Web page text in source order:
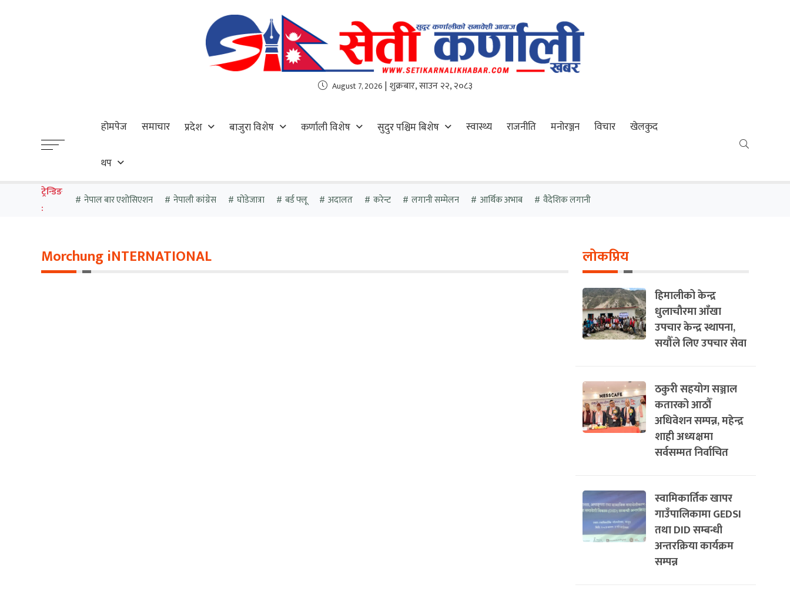
August 7, 2026 | शुक्रबार, साउन २२, २०८३
होमपेज समाचार प्रदेश बाजुरा विशेष कर्णाली विशेष सुदुर पश्चिम बिशेष स्वास्थ्य राजनीति मनोरञ्जन विचार खेलकुद
थप
ट्रेन्डिङ
:
नेपाल बार एशोसिएशन नेपाली कांग्रेस घोडेजात्रा बर्ड फ्लू अदालत करेन्ट लगानी सम्मेलन आर्थिक अभाब वैदेशिक लगानी
Morchung iNTERNATIONAL लोकप्रिय
हिमालीको केन्द्र
धुलाचौरमा आँखा
उपचार केन्द्र स्थापना,
सयौँले लिए उपचार सेवा
ठकुरी सहयोग सञ्जाल
कतारको आठौँ
अधिवेशन सम्पन्न, महेन्द्र
शाही अध्यक्षमा
सर्वसम्मत निर्वाचित
स्वामिकार्तिक खापर
गाउँपालिकामा GEDSI
तथा DID सम्बन्धी
अन्तरक्रिया कार्यक्रम
सम्पन्न